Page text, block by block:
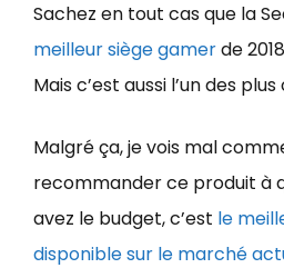
Sachez en tout cas que la
meilleur siège gamerde
Mais c’est aussi l’un des
Malgré ça, je vois mal
recommander ce produit à
avez le budget, c’est le
disponible sur le marché